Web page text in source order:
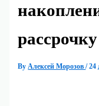
рассрочку
ByАлексей Морозов/24